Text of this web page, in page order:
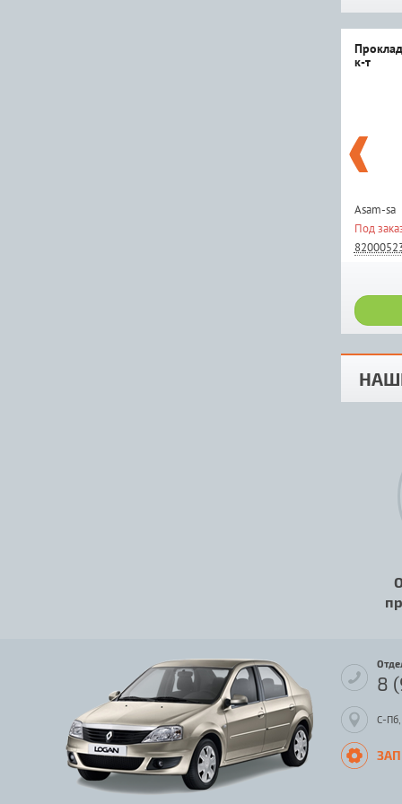
к-т
Asam-sa
Под
8
С-Пб,